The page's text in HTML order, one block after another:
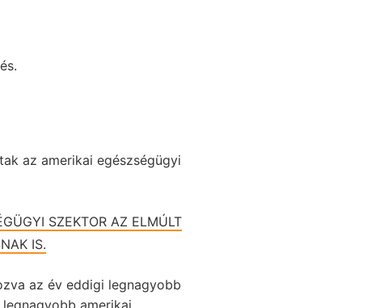
az amerikai egészségügyi
SZEKTOR AZ ELMÚLT
IS.
az év eddigi legnagyobb